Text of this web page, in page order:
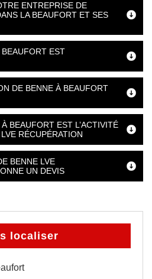
ENTREPRISE DE
LA BEAUFORT ET SES
EST
DE BENNE À BEAUFORT
BEAUFORT EST L’ACTIVITÉ
RÉCUPÉRATION
BENNE LVE
UN DEVIS
localiser